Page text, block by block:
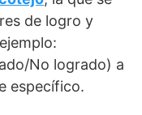
de logro y
No logrado) a
específico.